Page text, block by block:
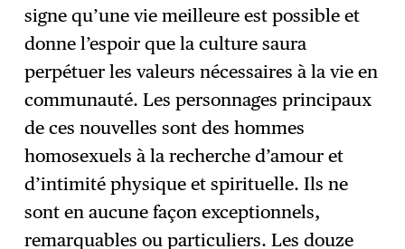
signe qu’une vie meilleure est possible et
donne l’espoir que la culture saura
perpétuer les valeurs nécessaires à la vie en
communauté. Les personnages principaux
de ces nouvelles sont des hommes
homosexuels à la recherche d’amour et
d’intimité physique et spirituelle. Ils ne
sont en aucune façon exceptionnels,
remarquables ou particuliers. Les douze